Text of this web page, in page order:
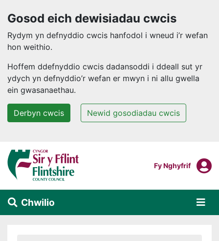
Gosod eich dewisiadau cwcis
Rydym yn defnyddio cwcis hanfodol i wneud i’r wefan
hon weithio.
Hoffem ddefnyddio cwcis dadansoddi i ddeall sut yr
ydych yn defnyddio’r wefan er mwyn i ni allu gwella
ein gwasanaethau.
Derbyn cwcis Newid gosodiadau cwcis
Neidio i'r prif gynnwys
Mewngofnodi I
Fy Nghyfrif
Chwilio